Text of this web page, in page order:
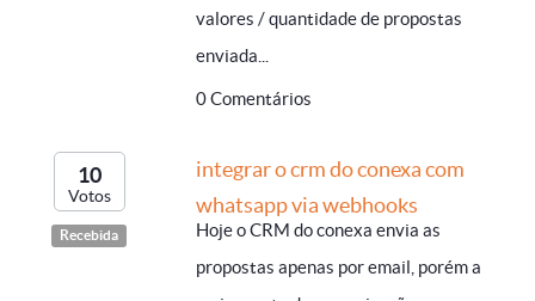
valores / quantidade de propostas
enviada...
0 Comentários
10
Votos
Recebida
integrar o crm do conexa com
whatsapp via webhooks
Hoje o CRM do conexa envia as
propostas apenas por email, porém a